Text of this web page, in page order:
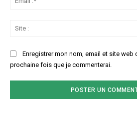
Enregistrer mon nom, email et site web
prochaine fois que je commenterai.